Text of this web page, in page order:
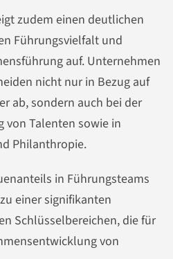
zudem einen deutlichen
Führungsvielfalt und
auf. Unternehmen
nicht nur in Bezug auf
ab, sondern auch bei der
von Talenten sowie in
Philanthropie.
in Führungsteams
einer signifikanten
Schlüsselbereichen, die für
von